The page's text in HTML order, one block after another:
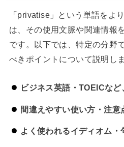
「privatise」という単語をよ
は、その使用文脈や関連情報
です。以下では、特定の分野
べきポイントについて説明しま
ビジネス英語・TOEICな
間違えやすい使い方・注意
よく使われるイディオム